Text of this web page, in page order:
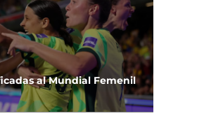
al Mundial Femenil